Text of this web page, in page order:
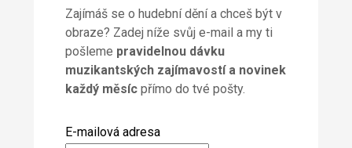
Zajímáš se o hudební dění a chceš být v
obraze? Zadej níže svůj e-mail a my ti
pošleme pravidelnou dávku
muzikantských zajímavostí a novinek
každý měsícpřímo do tvé pošty.
E-mailová adresa